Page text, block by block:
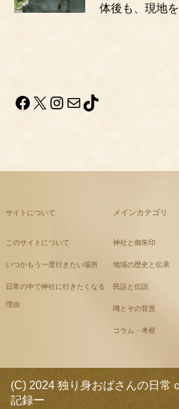
体後も、現地
Facebook
X Instagram
メールTikTok
サイトについて
このサイトについて
いつかもう一度行きたい場所
日常の中で神社に行きたくなる
理由
メインカテゴリ
神社と御朱印
地域の歴史と伝承
民話と伝説
噂とその背景
コラム・考察
(C) 2024 独り身おばさんの日常
記録ー